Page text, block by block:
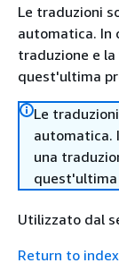
Le traduzioni
automatica. In
traduzione e
quest'ultima
Le
automatica.
una
quest'ultima
Utilizzato dal
Return to index